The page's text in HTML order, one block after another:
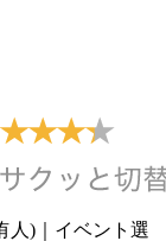
人)｜イベント選